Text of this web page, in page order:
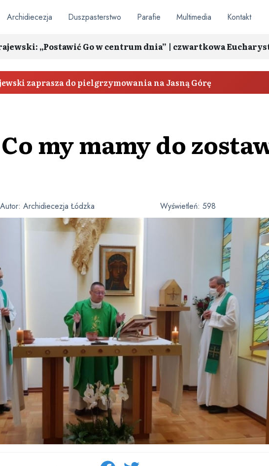
Archidiecezja Duszpasterstwo Parafie Multimedia Kontakt
„Postawić Go w centrum dnia” | czwartkowa
zaprasza do pielgrzymowania na Jasną Górę
my mamy do
Autor: Archidiecezja Łódzka Wyświetleń: 598